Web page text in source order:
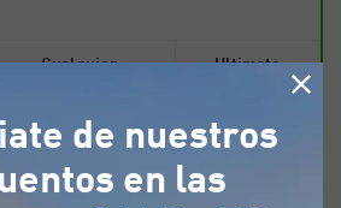
Cualquier
Ultimate
de nuestros
en las